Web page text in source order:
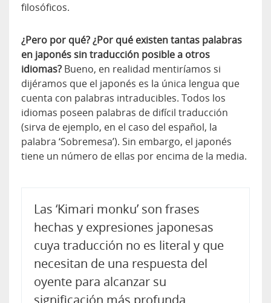
filosóficos.
¿Pero por qué? ¿Por qué existen tantas palabras
en japonés sin traducción posible a otros
idiomas? Bueno, en realidad mentiríamos si
dijéramos que el japonés es la única lengua que
cuenta con palabras intraducibles. Todos los
idiomas poseen palabras de difícil traducción
(sirva de ejemplo, en el caso del español, la
palabra ‘Sobremesa’). Sin embargo, el japonés
tiene un número de ellas por encima de la media.
Las ‘Kimari monku’ son frases
hechas y expresiones japonesas
cuya traducción no es literal y que
necesitan de una respuesta del
oyente para alcanzar su
significación más profunda